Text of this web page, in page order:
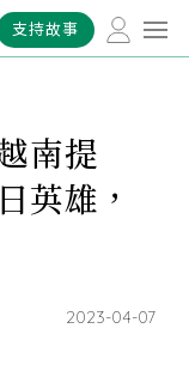
支持故事
南提
英雄，
2023-04-07